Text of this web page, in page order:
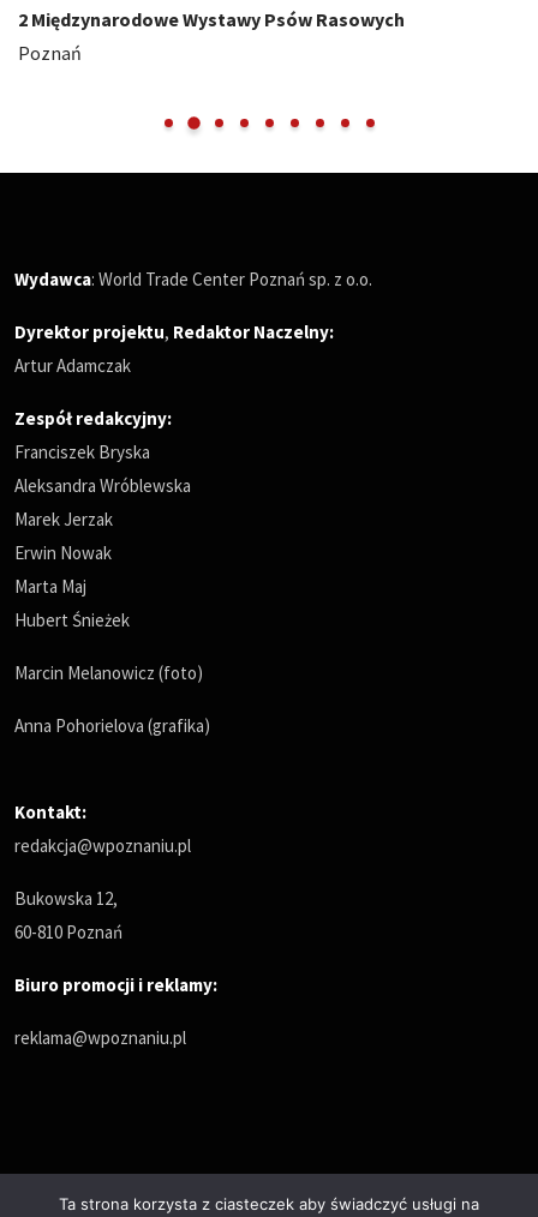
2 Międzynarodowe Wystawy Psów Rasowych
Poznań
Wydawca: World Trade Center Poznań sp. z o.o.
Dyrektor projektu, Redaktor Naczelny:
Artur Adamczak
Zespół redakcyjny:
Franciszek Bryska
Aleksandra Wróblewska
Marek Jerzak
Erwin Nowak
Marta Maj
Hubert Śnieżek
Marcin Melanowicz (foto)
Anna Pohorielova (grafika)
Kontakt:
redakcja@wpoznaniu.pl
Bukowska 12,
60-810 Poznań
Biuro promocji i reklamy:
reklama@wpoznaniu.pl
Ta strona korzysta z ciasteczek aby świadczyć usługi na